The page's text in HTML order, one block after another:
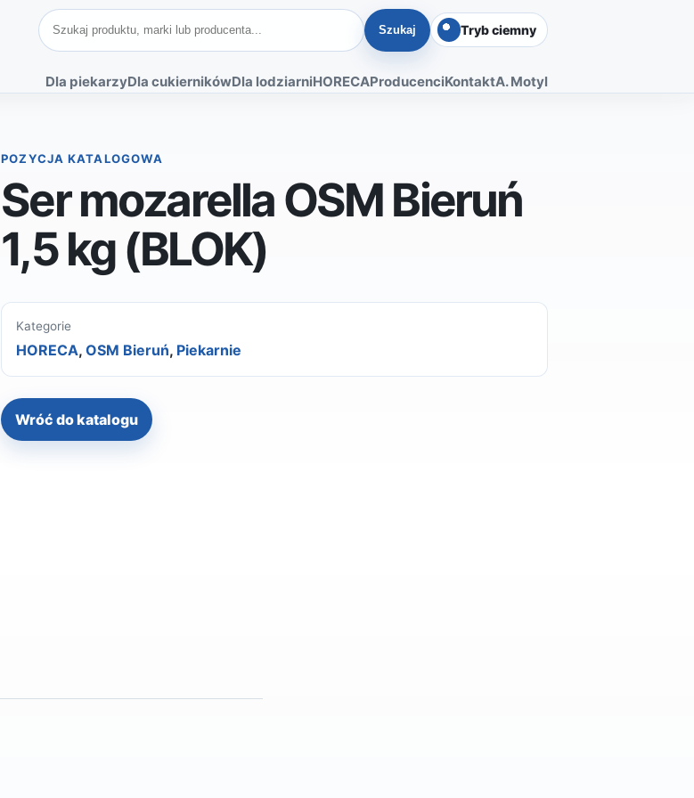
Szukaj produktów
Szukaj Tryb ciemny
Dla piekarzyDla cukiernikówDla lodziarniHORECAProducenciKontaktA. Motyl
POZYCJA KATALOGOWA
Ser mozarella OSM Bieruń
1,5 kg (BLOK)
Kategorie
HORECA,OSM Bieruń, Piekarnie
Wróć do katalogu